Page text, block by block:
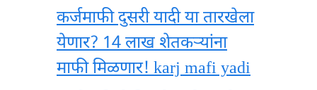
कर्जमाफी दुसरी यादी या तारखेला
येणार? 14 लाख शेतकऱ्यांना
माफी मिळणार! karj mafi yadi